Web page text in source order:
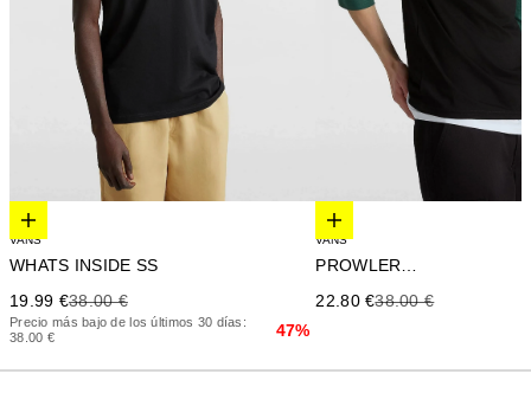
Elige opciones
VANS
WHATS INSIDE SS
Precio de oferta
19.99 €Precio anterior
38.00 €
Precio más bajo de los últimos 30 días:
38.00 €
47%
Elige opciones
VANS
PROWLER SS
Precio de oferta
22.80 €Precio anterior
38.00 €